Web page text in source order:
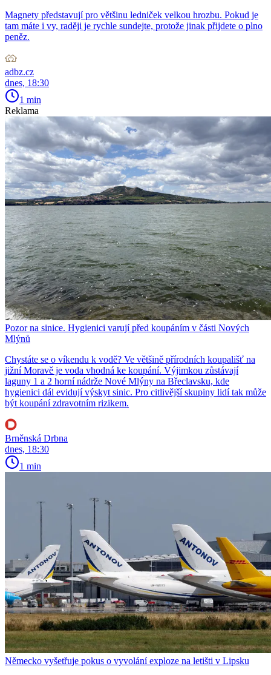
Magnety představují pro většinu ledniček velkou hrozbu. Pokud je
tam máte i vy, raději je rychle sundejte, protože jinak přijdete o plno
peněz.
adbz.cz
dnes, 18:30
1 min
Reklama
Pozor na sinice. Hygienici varují před koupáním v části Nových
Mlýnů
Chystáte se o víkendu k vodě? Ve většině přírodních koupališť na
jižní Moravě je voda vhodná ke koupání. Výjimkou zůstávají
laguny 1 a 2 horní nádrže Nové Mlýny na Břeclavsku, kde
hygienici dál evidují výskyt sinic. Pro citlivější skupiny lidí tak může
být koupání zdravotním rizikem.
Brněnská Drbna
dnes, 18:30
1 min
Německo vyšetřuje pokus o vyvolání exploze na letišti v Lipsku